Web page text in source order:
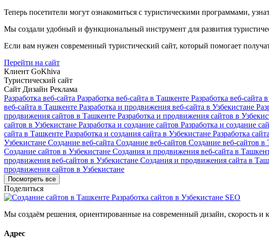
Теперь посетители могут ознакомиться с туристическими программами,
Мы создали удобный и функциональный инструмент для развития
Если вам нужен современный туристический сайт, который помогает
Перейти на сайт
Клиент GoKhiva
Туристический сайт
Сайт Дизайн Реклама
Разработка веб-сайта Разработка веб-сайта в Ташкенте Разработка веб-сайта
веб-сайта в Ташкенте Разработка и продвижения веб-сайта в Узбекистане
продвижения сайтов в Ташкенте Разработка и продвижения сайтов в
сайтов в Узбекистане Разработка и создание сайтов Разработка и создание
сайта в Ташкенте Разработка и создания сайта в Узбекистане Разработка сайта
Узбекистане Создание веб-сайта Создание веб-сайтов Создание веб-сайтов в
Создание сайтов в Узбекистане Создания и продвижения веб-сайта в
продвижения веб-сайтов в Узбекистане Создания и продвижения сайта в
продвижения сайтов в Узбекистане
Посмотреть все
Поделиться
Мы создаём решения, ориентированные на современный дизайн, скорость
Адрес